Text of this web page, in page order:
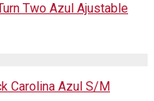
Two Azul Ajustable
Carolina Azul S/M